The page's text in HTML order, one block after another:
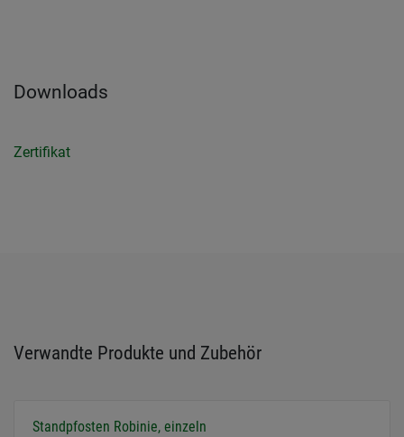
Downloads
Zertifikat
Verwandte Produkte und Zubehör
Standpfosten Robinie, einzeln